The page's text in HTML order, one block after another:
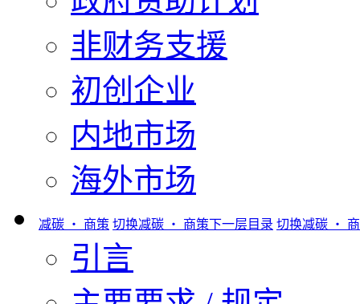
非财务支援
初创企业
内地市场
海外市场
减碳 ‧ 商策 切换减碳 ‧ 商策下一层目录 切换减碳 ‧
引言